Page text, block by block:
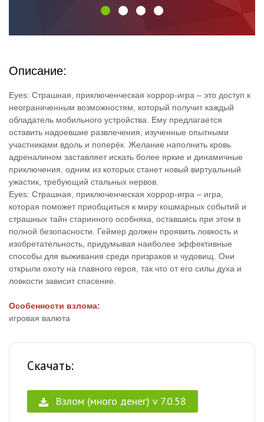
Описание:
Eyes: Страшная, приключенческая хоррор-игра – это доступ к
неограниченным возможностям, который получит каждый
обладатель мобильного устройства. Ему предлагается
оставить надоевшие развлечения, изученные опытными
участниками вдоль и поперёк. Желание наполнить кровь
адреналином заставляет искать более яркие и динамичные
приключения, одним из которых станет новый виртуальный
ужастик, требующий стальных нервов.
Eyes: Страшная, приключенческая хоррор-игра – игра,
которая поможет приобщиться к миру кошмарных событий и
страшных тайн старинного особняка, оставшись при этом в
полной безопасности. Геймер должен проявить ловкость и
изобретательность, придумывая наиболее эффективные
способы для выживания среди призраков и чудовищ. Они
открыли охоту на главного героя, так что от его силы духа и
ловкости зависит спасение.
Особенности взлома:
игровая валюта
Скачать:
Взлом (много денег) v 7.0.58